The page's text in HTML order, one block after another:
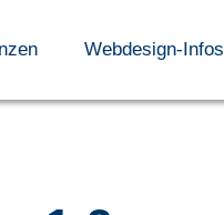
Webdesign-Infos